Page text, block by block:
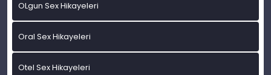
OLgun Sex Hikayeleri
Oral Sex Hikayeleri
Otel Sex Hikayeleri